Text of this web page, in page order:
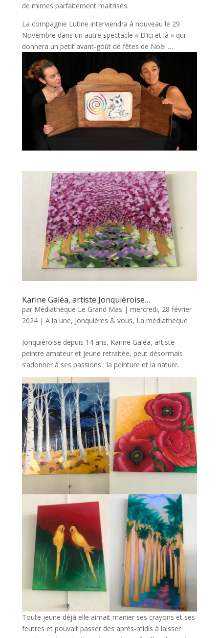
de mimes parfaitement maitrisés.
La compagnie Lutine interviendra à nouveau le 29
Novembre dans un autre spectacle « D’ici et là » qui
donnera un petit avant-goût de fêtes de Noël …
Karine Galéa, artiste Jonquièroise…
par Médiathèque Le Grand Mas | mercredi, 28 février
2024| A la une, Jonquières & vous, La médiathèque
Jonquièroise depuis 14 ans, Karine Galéa, artiste
peintre amateur et jeune retraitée, peut désormais
s’adonner à ses passions : la peinture et la nature.
Toute jeune déjà elle aimait manier ses crayons et ses
feutres et pouvait passer des après-midis à laisser